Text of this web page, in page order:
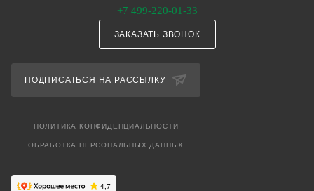
+7 499-220-01-33
ЗАКАЗАТЬ ЗВОНОК
ПОДПИСАТЬСЯ НА РАССЫЛКУ
ПОЛИТИКА КОНФИДЕНЦИАЛЬНОСТИ
ОБРАБОТКА ПЕРСОНАЛЬНЫХ ДАННЫХ